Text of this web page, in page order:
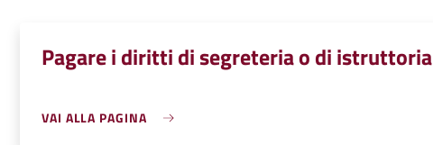
Pagare i diritti di segreteria o di istruttoria
VAI ALLA PAGINA